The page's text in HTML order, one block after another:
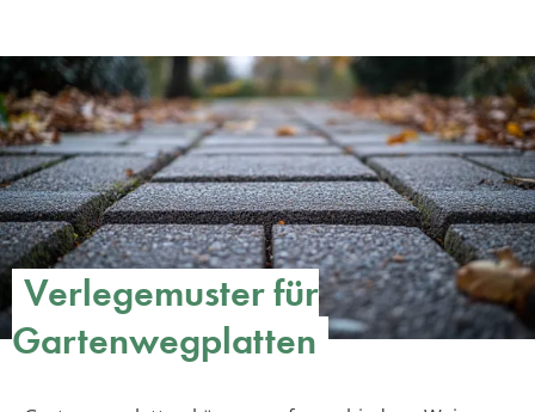
Verlegemuster für
Gartenwegplatten